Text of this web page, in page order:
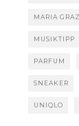
MARIA
MUSIKTIPP
PARFUM
SNEAKER
UNIQLO